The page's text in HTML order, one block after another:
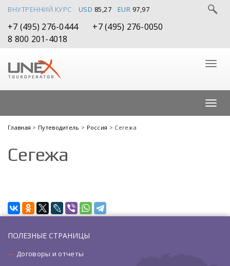
ВНУТРЕННИЙ КУРС USD 85,27 EUR 97,97
+7 (495) 276-0444
+7 (495) 276-0050
8 800 201-4018
Главная > Путеводитель > Россия > Сегежа
Сегежа
ПОЛЕЗНЫЕ СТРАНИЦЫ
Договоры и отчеты